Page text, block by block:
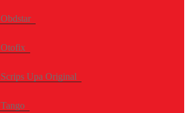
Obdstar
Otofix
Scrips Upa Original
Tango